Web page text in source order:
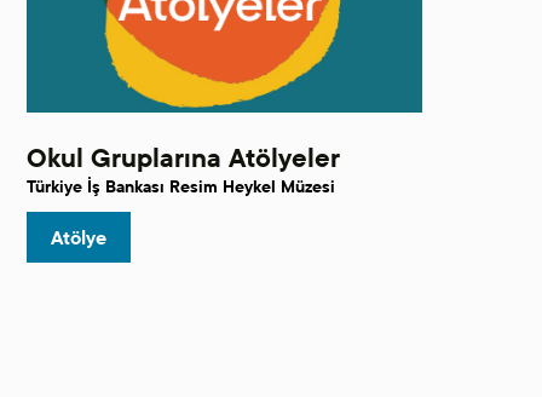
Okul Gruplarına Atölyeler
Türkiye İş Bankası Resim Heykel Müzesi
Atölye